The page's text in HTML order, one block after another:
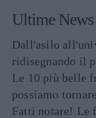
Ultime News
Dall'asilo
ridisegnando il
Le 10 più belle
possiamo
Fatti notare! Le